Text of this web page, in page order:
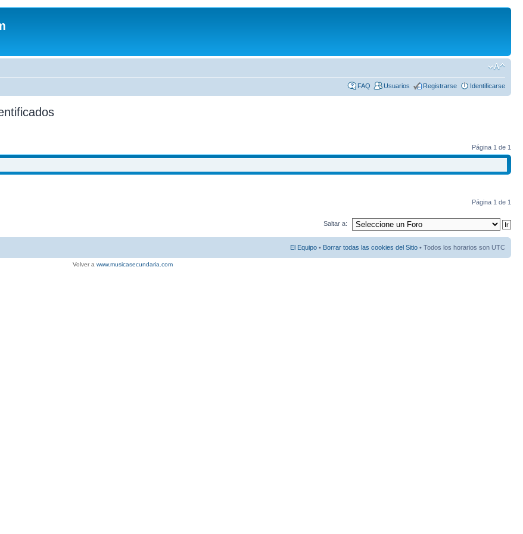
FAQ Usuarios Registrarse Identificarse
Página 1 de 1
Página 1 de 1
Saltar a:
El Equipo • Borrar todas las cookies del Sitio • Todos los horarios son UTC
Volver a www.musicasecundaria.com